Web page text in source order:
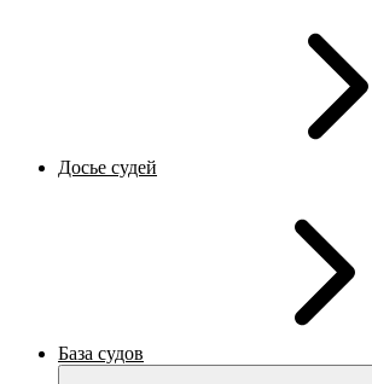
Досье судей
База судов